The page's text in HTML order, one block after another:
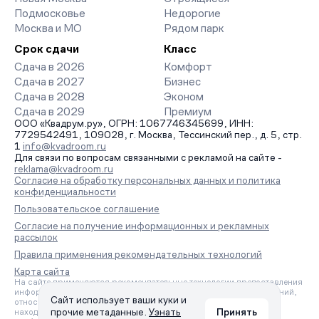
Подмосковье
Москва и МО
Недорогие
Рядом парк
Срок сдачи
Сдача в 2026
Сдача в 2027
Сдача в 2028
Сдача в 2029
Класс
Комфорт
Бизнес
Эконом
Премиум
ООО «Квадрум.ру», ОГРН: 1067746345699, ИНН:
7729542491, 109028, г. Москва, Тессинский пер., д. 5, стр.
1 info@kvadroom.ru
Для связи по вопросам связанными с рекламой на сайте -
reklama@kvadroom.ru
Согласие на обработку персональных данных и политика
конфиденциальности
Пользовательское соглашение
Согласие на получение информационных и рекламных
рассылок
Правила применения рекомендательных технологий
Карта сайта
На сайте применяются рекомендательные технологии предоставления
информации на основе сбора, систематизации и анализа сведений,
относящихся к предпочтениям пользователей сети «Интернет»,
находящихся на территории Российской Федерации.
Сайт использует ваши куки и
прочие метаданные. Узнать
Принять